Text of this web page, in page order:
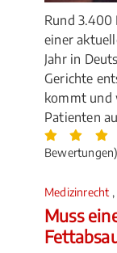
Rund 3.400
einer
Jahr in
Gerichte
kommt und
Patienten
Bewertungen)
Medizinrecht
Muss